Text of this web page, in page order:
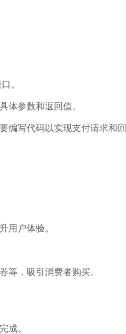
。
体参数和返回值。
编写代码以实现支付请求和回
用户体验。
等，吸引消费者购买。
成。